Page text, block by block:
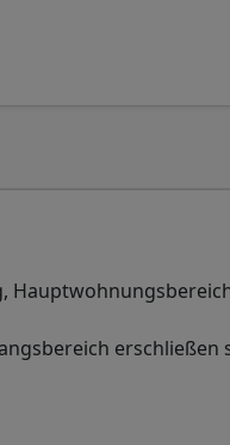
erschließen